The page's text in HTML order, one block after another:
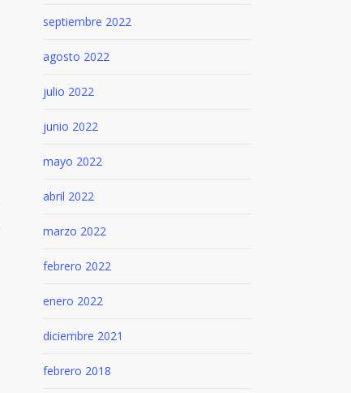
septiembre 2022
agosto 2022
julio 2022
junio 2022
mayo 2022
abril 2022
marzo 2022
febrero 2022
enero 2022
diciembre 2021
febrero 2018